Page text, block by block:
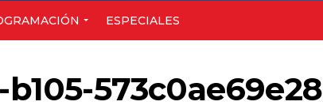
ESPECIALES
573c0ae69e28